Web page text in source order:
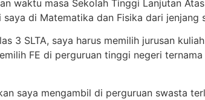
waktu masa Sekolah Tinggi Lanjutan
di Matematika dan Fisika dari
3 SLTA, saya harus memilih jurusan
FE di perguruan tinggi negeri
saya mengambil di perguruan swasta